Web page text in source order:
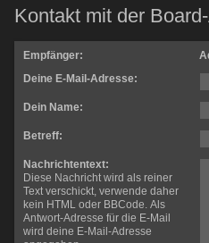
Kontakt mit der
Empfänger:
Deine E-Mail-Adresse:
Dein Name:
Betreff:
Nachrichtentext:
Diese Nachricht wird als reiner
Text verschickt, verwende daher
kein HTML oder BBCode. Als
Antwort-Adresse für die E-Mail
wird deine E-Mail-Adresse